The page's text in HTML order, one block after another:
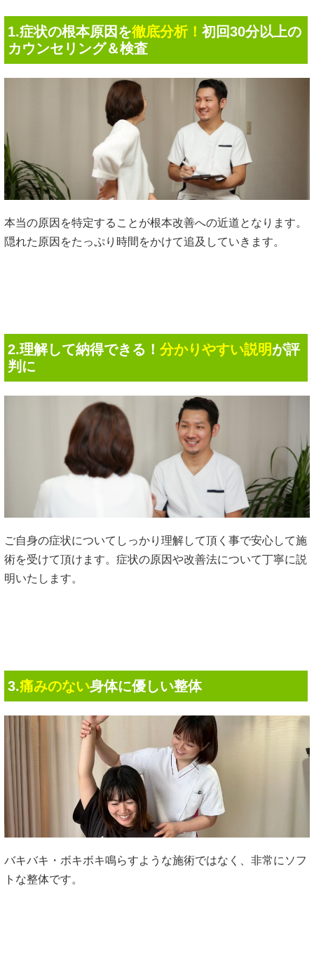
1.症状の根本原因を徹底分析！ 初回30分以上の
カウンセリング＆検査
本当の原因を特定することが根本改善への近道となります。
隠れた原因をたっぷり時間をかけて追及していきます。
2.理解して納得できる！ 分かりやすい説明が評
判に
ご自身の症状についてしっかり理解して頂く事で安心して施
術を受けて頂けます。症状の原因や改善法について丁寧に説
明いたします。
3.痛みのない身体に優しい整体
バキバキ・ボキボキ鳴らすような施術ではなく、非常にソフ
トな整体です。